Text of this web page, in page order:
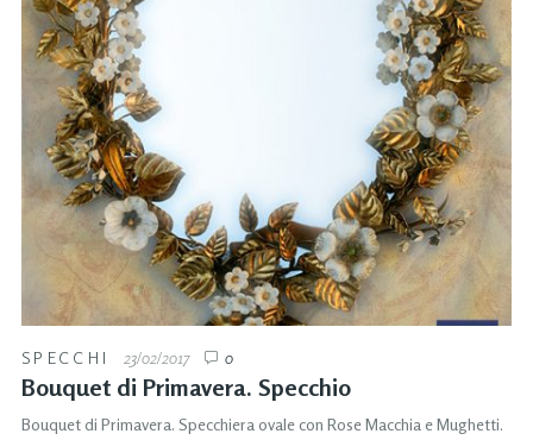
SPECCHI 23/02/2017 0
Bouquet di Primavera. Specchio
Bouquet di Primavera. Specchiera ovale con Rose Macchia e Mughetti.